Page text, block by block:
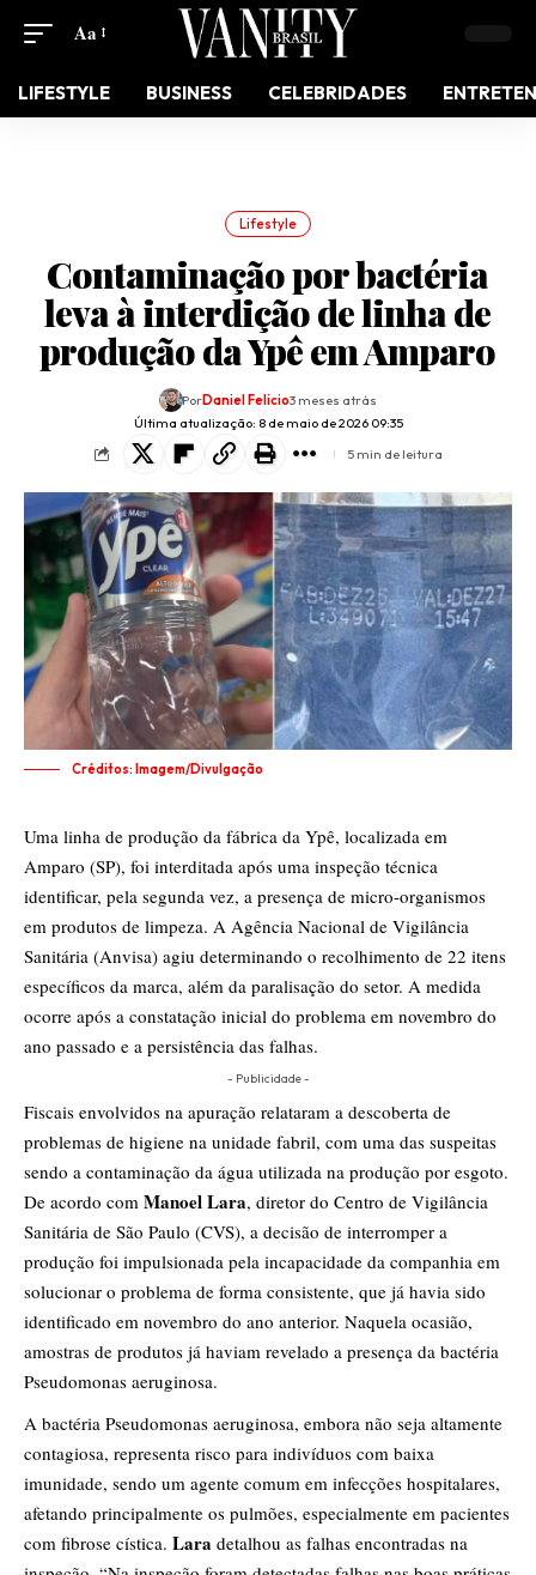
Aa
LIFESTYLE BUSINESS CELEBRIDADES
Lifestyle
Contaminação por bactéria
leva à interdição de linha de
produção da Ypê em Amparo
Última atualização: 8 de maio de 2026 09:35
PorDaniel Felicio3 meses atrás
5 min de leitura
Créditos: Imagem/Divulgação
Uma linha de produção da fábrica da Ypê, localizada em
Amparo (SP), foi interditada após uma inspeção técnica
identificar, pela segunda vez, a presença de micro-organismos
em produtos de limpeza. A Agência Nacional de Vigilância
Sanitária (Anvisa) agiu determinando o recolhimento de 22 itens
específicos da marca, além da paralisação do setor. A medida
ocorre após a constatação inicial do problema em novembro do
ano passado e a persistência das falhas.
- Publicidade -
Fiscais envolvidos na apuração relataram a descoberta de
problemas de higiene na unidade fabril, com uma das suspeitas
sendo a contaminação da água utilizada na produção por esgoto.
De acordo com Manoel Lara, diretor do Centro de Vigilância
Sanitária de São Paulo (CVS), a decisão de interromper a
produção foi impulsionada pela incapacidade da companhia em
solucionar o problema de forma consistente, que já havia sido
identificado em novembro do ano anterior. Naquela ocasião,
amostras de produtos já haviam revelado a presença da bactéria
Pseudomonas aeruginosa.
A bactéria Pseudomonas aeruginosa, embora não seja altamente
contagiosa, representa risco para indivíduos com baixa
imunidade, sendo um agente comum em infecções hospitalares,
afetando principalmente os pulmões, especialmente em pacientes
com fibrose cística. Lara detalhou as falhas encontradas na